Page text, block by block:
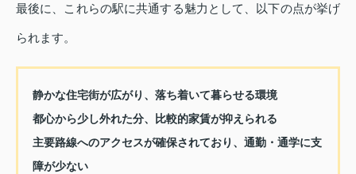
最後に、これらの駅に共通する魅力として、以下の点が挙げ
られます。
静かな住宅街が広がり、落ち着いて暮らせる環境
都心から少し外れた分、比較的家賃が抑えられる
主要路線へのアクセスが確保されており、通勤・通学に支
障が少ない